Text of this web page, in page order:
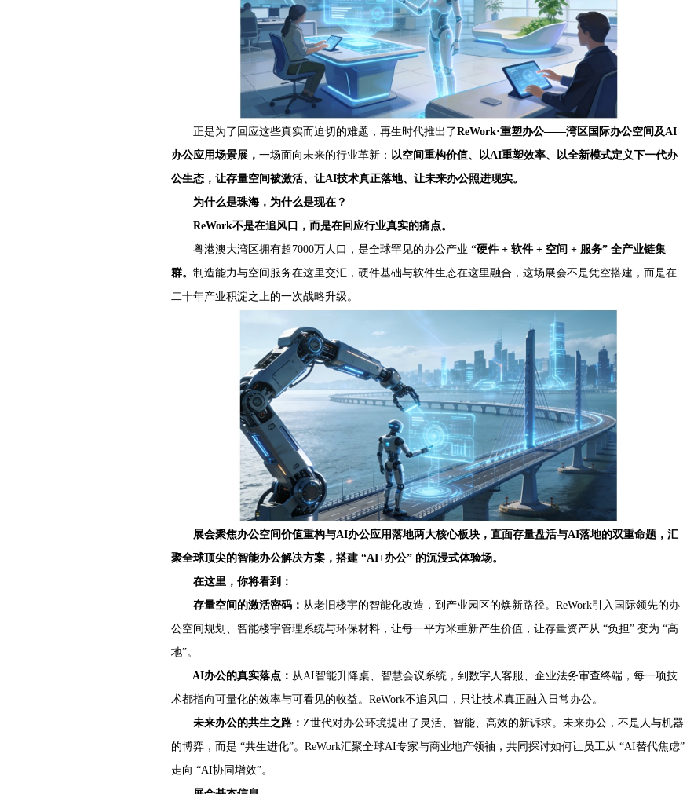
正是为了回应这些真实而迫切的难题，再生时代推出了ReWork·重塑办公——湾区国际办公空间及AI
办公应用场景展， 一场面向未来的行业革新： 以空间重构价值、以AI重塑效率、以全新模式定义下一代办
公生态，让存量空间被激活、让AI技术真正落地、让未来办公照进现实。
为什么是珠海，为什么是现在？
ReWork不是在追风口，而是在回应行业真实的痛点。
粤港澳大湾区拥有超7000万人口，是全球罕见的办公产业 “硬件 + 软件 + 空间 + 服务” 全产业链集
群。 制造能力与空间服务在这里交汇，硬件基础与软件生态在这里融合，这场展会不是凭空搭建，而是在
二十年产业积淀之上的一次战略升级。
展会聚焦办公空间价值重构与AI办公应用落地两大核心板块，直面存量盘活与AI落地的双重命题，汇
聚全球顶尖的智能办公解决方案，搭建 “AI+办公” 的沉浸式体验场。
在这里，你将看到：
存量空间的激活密码： 从老旧楼宇的智能化改造，到产业园区的焕新路径。ReWork引入国际领先的办
公空间规划、智能楼宇管理系统与环保材料，让每一平方米重新产生价值，让存量资产从 “负担” 变为 “高
地”。
AI办公的真实落点： 从AI智能升降桌、智慧会议系统，到数字人客服、企业法务审查终端，每一项技
术都指向可量化的效率与可看见的收益。ReWork不追风口，只让技术真正融入日常办公。
未来办公的共生之路： Z世代对办公环境提出了灵活、智能、高效的新诉求。未来办公，不是人与机器
的博弈，而是 “共生进化”。ReWork汇聚全球AI专家与商业地产领袖，共同探讨如何让员工从 “AI替代焦虑”
走向 “AI协同增效”。